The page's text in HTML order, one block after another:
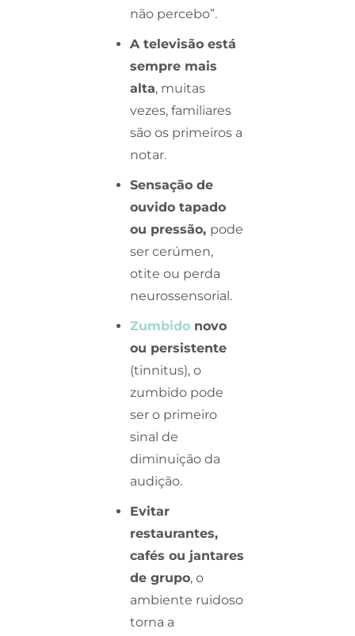
não percebo”.
A televisão está
sempre mais
alta, muitas
vezes, familiares
são os primeiros a
notar.
Sensação de
ouvido tapado
ou pressão, pode
ser cerúmen,
otite ou perda
neurossensorial.
Zumbidonovo
ou persistente
(tinnitus), o
zumbido pode
ser o primeiro
sinal de
diminuição da
audição.
Evitar
restaurantes,
cafés ou jantares
de grupo, o
ambiente ruidoso
torna a